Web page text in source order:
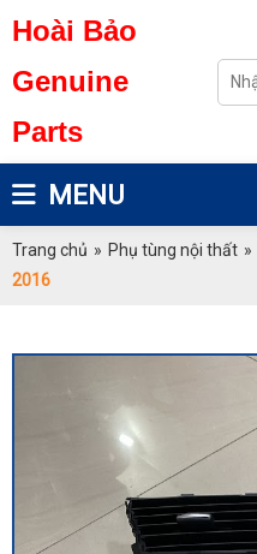
Hoài Bảo
Genuine
Parts
MENU
Trang chủ » Phụ tùng nội thất »
2016